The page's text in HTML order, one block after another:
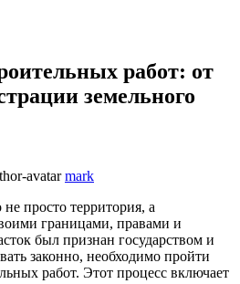
работ: от
земельного
mark
просто территория, а
границами, правами и
был признан государством и
законно, необходимо пройти
работ. Этот процесс включает